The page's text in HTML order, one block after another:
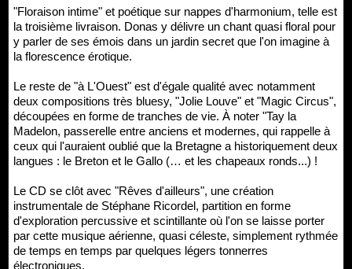
"Floraison intime" et poétique sur nappes d'harmonium, telle est
la troisième livraison. Donas y délivre un chant quasi floral pour
y parler de ses émois dans un jardin secret que l'on imagine à
la florescence érotique.
Le reste de "à L'Ouest" est d'égale qualité avec notamment
deux compositions très bluesy, "Jolie Louve" et "Magic Circus",
découpées en forme de tranches de vie. À noter "Tay la
Madelon, passerelle entre anciens et modernes, qui rappelle à
ceux qui l'auraient oublié que la Bretagne a historiquement deux
langues : le Breton et le Gallo (… et les chapeaux ronds...) !
Le CD se clôt avec "Rêves d'ailleurs", une création
instrumentale de Stéphane Ricordel, partition en forme
d'exploration percussive et scintillante où l'on se laisse porter
par cette musique aérienne, quasi céleste, simplement rythmée
de temps en temps par quelques légers tonnerres
électroniques.